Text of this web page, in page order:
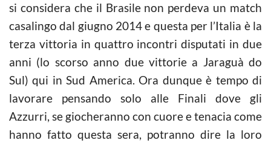
si considera che il Brasile non perdeva un match
casalingo dal giugno 2014 e questa per l’Italia è la
terza vittoria in quattro incontri disputati in due
anni (lo scorso anno due vittorie a Jaraguà do
Sul) qui in Sud America. Ora dunque è tempo di
lavorare pensando solo alle Finali dove gli
Azzurri, se giocheranno con cuore e tenacia come
hanno fatto questa sera, potranno dire la loro